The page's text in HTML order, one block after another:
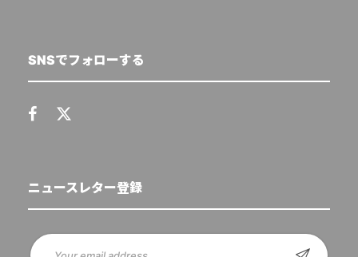
SNSでフォローする
ニュースレター登録